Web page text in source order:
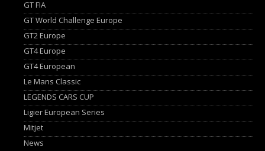
GT FIA
GT World Challenge Europe
GT2 Europe
GT4 Europe
GT4 European
Le Mans Classic
LEGENDS CARS CUP
Ligier European Series
Mitjet
News